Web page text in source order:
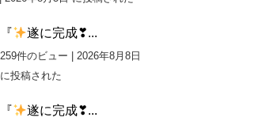
『 遂に完成❣...
259件のビュー
2026年8月8日
に投稿された
『 遂に完成❣...